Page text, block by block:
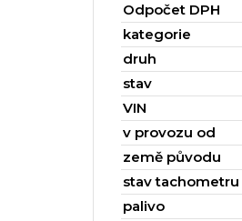
Odpočet DPH
kategorie
druh
stav
VIN
v provozu od
země původu
stav tachometru
palivo